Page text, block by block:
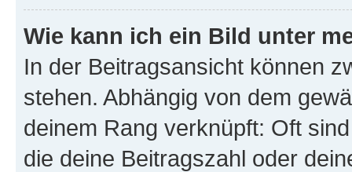
Wie kann ich ein Bild unter
In der Beitragsansicht können
stehen. Abhängig von dem
deinem Rang verknüpft: Oft
die deine Beitragszahl oder